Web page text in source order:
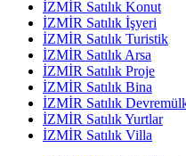
İZMİR Satılık Konut
İZMİR Satılık İşyeri
İZMİR Satılık Turistik
İZMİR Satılık Arsa
İZMİR Satılık Proje
İZMİR Satılık Bina
İZMİR Satılık
İZMİR Satılık Yurtlar
İZMİR Satılık Villa